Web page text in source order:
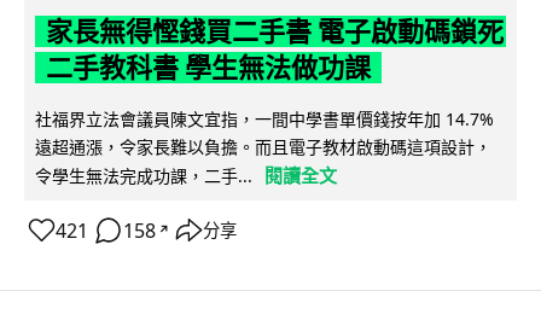
家長無得慳錢買二手書 電子啟動碼鎖死
二手教科書 學生無法做功課
社福界立法會議員陳文宜指，一間中學書單價錢按年加 14.7%
遠超通漲，令家長難以負擔。而且電子教材啟動碼這項設計，
令學生無法完成功課，二手...
閱讀全文
421 158 ↗ 分享